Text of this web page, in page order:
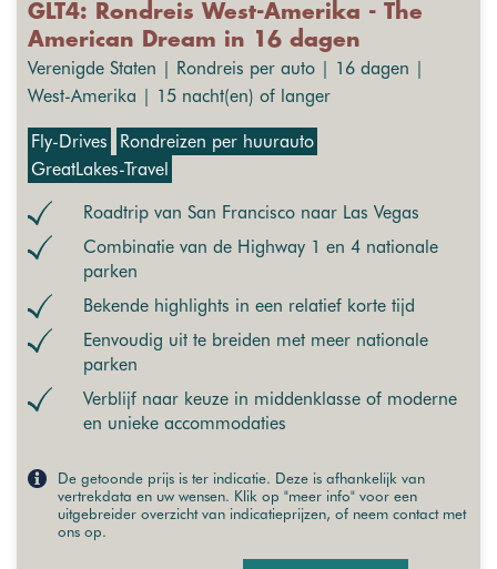
GLT4: Rondreis West-Amerika - The
American Dream in 16 dagen
Verenigde Staten | Rondreis per auto | 16 dagen |
West-Amerika | 15 nacht(en) of langer
Fly-Drives
Rondreizen per huurauto
GreatLakes-Travel
Roadtrip van San Francisco naar Las Vegas
Combinatie van de Highway 1 en 4 nationale
parken
Bekende highlights in een relatief korte tijd
Eenvoudig uit te breiden met meer nationale
parken
Verblijf naar keuze in middenklasse of moderne
en unieke accommodaties
De getoonde prijs is ter indicatie. Deze is afhankelijk van
vertrekdata en uw wensen. Klik op "meer info" voor een
uitgebreider overzicht van indicatieprijzen, of neem contact met
ons op.